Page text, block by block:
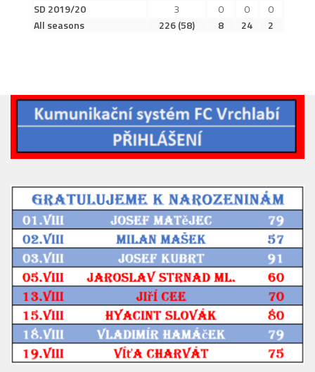
Historie MB
Zápasy MB 2025/26
2022/23
2020/21
Tabulka
St. dorost
Zápasy SD 2026/27
Hráči
Realizační tým
Zápasy
Ml. dorost
Zápasy MD
SD 2019/20
3 0 0
0
All seasons
226(58) 8 24 2